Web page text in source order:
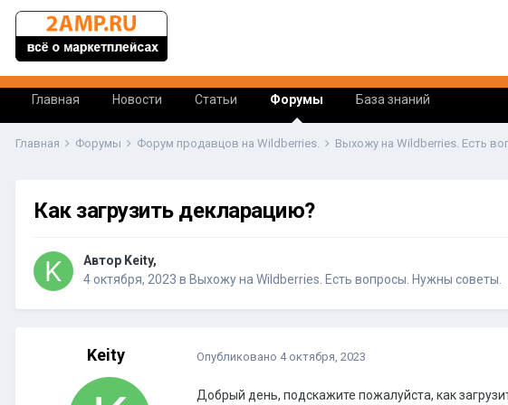
Главная Новости Статьи Форумы База знаний
Главная Форумы Форум продавцов на Wildberries. Выхожу на Wildberries. Есть
Как загрузить декларацию?
Автор Keity,
4 октября, 2023 в Выхожу на Wildberries. Есть вопросы. Нужны советы.
Keity Опубликовано 4 октября, 2023
Добрый день, подскажите пожалуйста, как